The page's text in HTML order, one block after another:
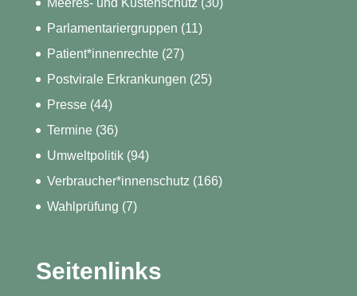
Meeres- und Küstenschutz (30)
Parlamentariergruppen (11)
Patient*innenrechte(27)
Postvirale Erkrankungen (25)
Presse(44)
Termine(36)
Umweltpolitik(94)
Verbraucher*innenschutz (166)
Wahlprüfung (7)
Seitenlinks